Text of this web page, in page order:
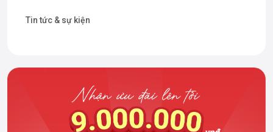
Tin tức & sự kiện